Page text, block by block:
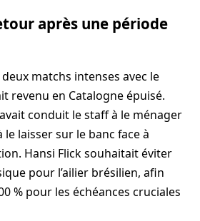
après une période
matchs intenses avec le
revenu en Catalogne épuisé.
conduit le staff à le ménager
laisser sur le banc face à
Hansi Flick souhaitait éviter
pour l’ailier brésilien, afin
% pour les échéances cruciales